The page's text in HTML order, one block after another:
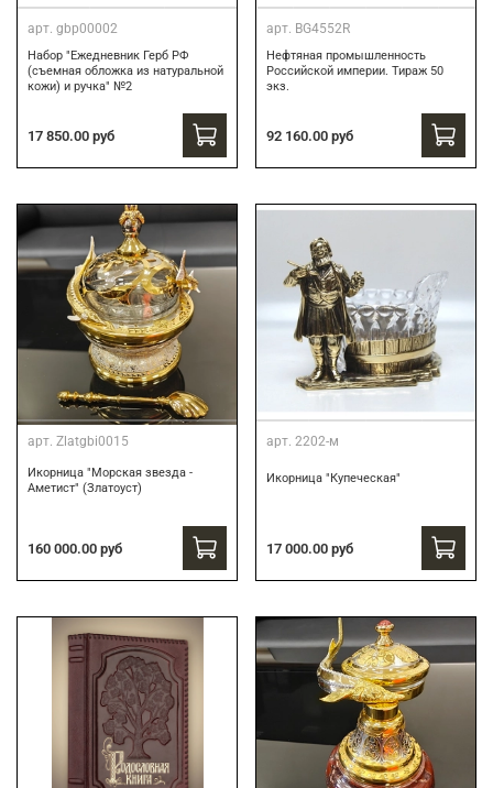
арт. gbp00002
Набор "Ежедневник Герб РФ
(съемная обложка из натуральной
кожи) и ручка" №2
17 850.00 руб
арт. BG4552R
Нефтяная промышленность
Российской империи. Тираж 50
экз.
92 160.00 руб
арт. Zlatgbi0015
Икорница "Морская звезда -
Аметист" (Златоуст)
160 000.00 руб
арт. 2202-м
Икорница "Купеческая"
17 000.00 руб